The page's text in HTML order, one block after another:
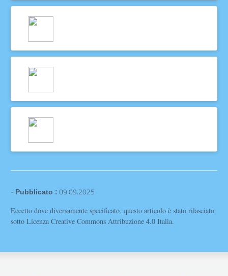
- Pubblicato : 09.09.2025
Eccetto dove diversamente specificato, questo articolo è stato rilasciato
sotto Licenza Creative Commons Attribuzione 4.0 Italia.